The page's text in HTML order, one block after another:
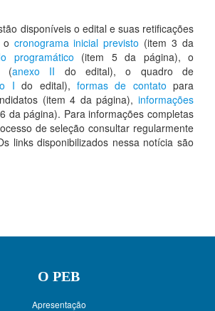
disponíveis o edital e suas retificações
o cronograma inicial previsto (item 3 da
programático (item 5 da página), o
(anexo II do edital), o quadro de
I do edital), formas de contato para
(item 4 da página), informações
da página). Para informações completas
de seleção consultar regularmente
links disponibilizados nessa notícia são
O PEB
Apresentação